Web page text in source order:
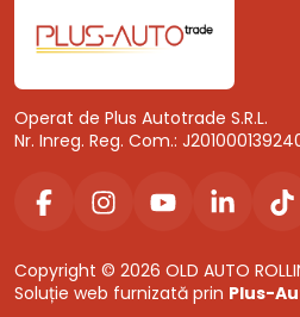
Operat de Plus Autotrade S.R.L.
Nr. Inreg. Reg. Com.:
Copyright © 2026 OLD AUTO
Soluție web furnizată prin Plus-